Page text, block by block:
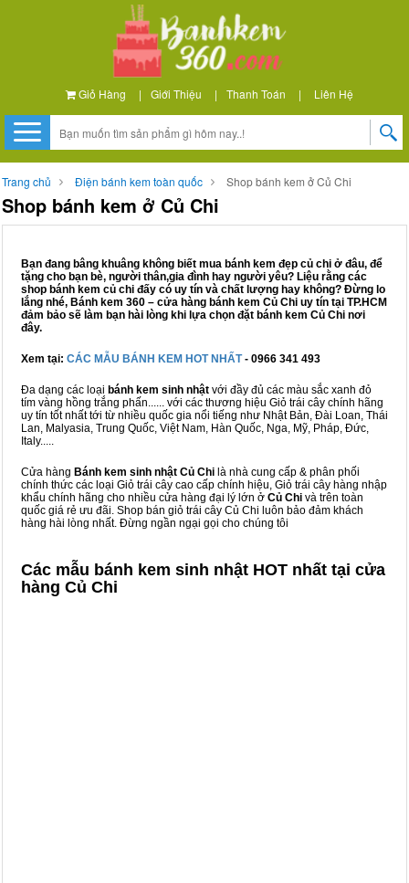
Giỏ Hàng | Giới Thiệu | Thanh Toán | Liên Hệ
Trang chủ Điện bánh kem toàn quốc Shop bánh kem ở Củ Chi
Shop bánh kem ở Củ Chi
Bạn đang bâng khuâng không biết mua bánh kem đẹp củ chi ở đâu, để
tặng cho bạn bè, người thân,gia đình hay người yêu? Liệu rằng các
shop bánh kem củ chi đấy có uy tín và chất lượng hay không? Đừng lo
lắng nhé, Bánh kem 360 – cửa hàng bánh kem Củ Chi uy tín tại TP.HCM
đảm bảo sẽ làm bạn hài lòng khi lựa chọn đặt bánh kem Củ Chi nơi
đây.
Xem tại: CÁC MẪU BÁNH KEM HOT NHẤT- 0966 341 493
Đa dạng các loại bánh kem sinh nhật với đầy đủ các màu sắc xanh đỏ
tím vàng hồng trắng phấn...... với các thương hiệu Giỏ trái cây chính hãng
uy tín tốt nhất tới từ nhiều quốc gia nổi tiếng như Nhật Bản, Đài Loan, Thái
Lan, Malyasia, Trung Quốc, Việt Nam, Hàn Quốc, Nga, Mỹ, Pháp, Đức,
Italy.....
Cửa hàng Bánh kem sinh nhật Củ Chi là nhà cung cấp & phân phối
chính thức các loại Giỏ trái cây cao cấp chính hiệu, Giỏ trái cây hàng nhập
khẩu chính hãng cho nhiều cửa hàng đại lý lớn ở Củ Chi và trên toàn
quốc giá rẻ ưu đãi. Shop bán giỏ trái cây Củ Chi luôn bảo đảm khách
hàng hài lòng nhất. Đừng ngần ngại gọi cho chúng tôi
Các mẫu bánh kem sinh nhật HOT nhất tại cửa
hàng Củ Chi